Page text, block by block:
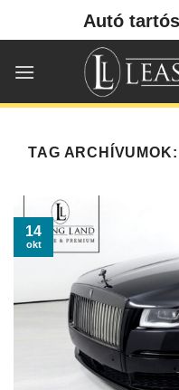
Autó
TAG ARCHÍVUMOK:
14
okt